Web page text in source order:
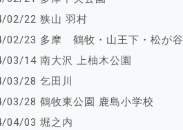
02/22 狭山 羽村
02/23 多摩 鶴牧・山王下・松が谷
03/14 南大沢 上柚木公園
03/28 乞田川
03/28 鶴牧東公園 鹿島小学校
04/03 堀之内